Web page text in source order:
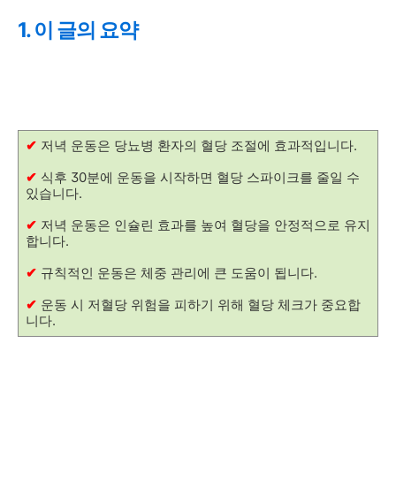
1. 이 글의 요약
✔ 저녁 운동은 당뇨병 환자의 혈당 조절에 효과적입니다.
✔ 식후 30분에 운동을 시작하면 혈당 스파이크를 줄일 수
있습니다.
✔ 저녁 운동은 인슐린 효과를 높여 혈당을 안정적으로 유지
합니다.
✔ 규칙적인 운동은 체중 관리에 큰 도움이 됩니다.
✔ 운동 시 저혈당 위험을 피하기 위해 혈당 체크가 중요합
니다.